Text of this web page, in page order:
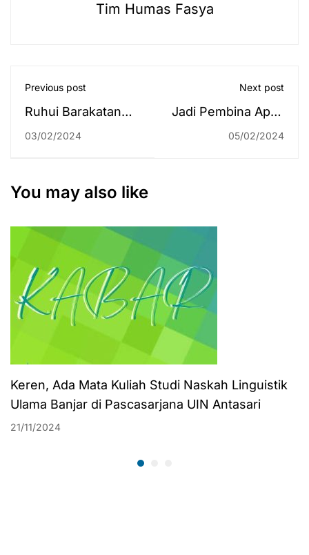
Tim Humas Fasya
Previous post
Ruhui Barakatan
Pro 4 FM 87,7 RRI
03/02/2024
Next post
Jadi Pembina Apel,
WR AUPK Ingatkan
05/02/2024
You may also like
Keren, Ada Mata Kuliah Studi Naskah Linguistik
Ulama Banjar di Pascasarjana UIN Antasari
21/11/2024